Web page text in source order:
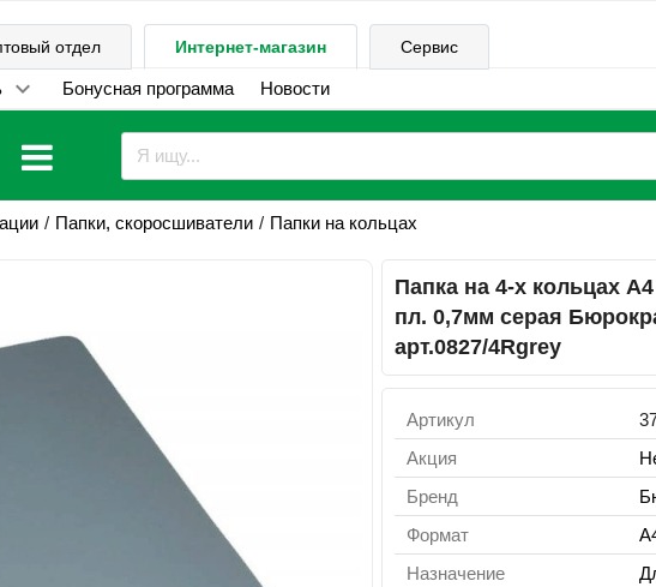
отдел Интернет-магазин Сервис
Бонусная программа Новости
Папки, скоросшиватели Папки на кольцах
Папка на 4-х кольцах
пл. 0,7мм серая
арт.0827/4Rgrey
Артикул
Акция
Бренд
Формат
Назначение